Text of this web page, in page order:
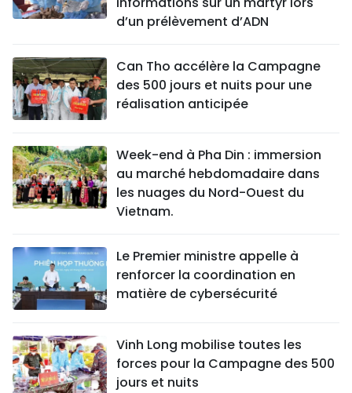
d’un prélèvement d’ADN
Can Tho accélère la Campagne
des 500 jours et nuits pour une
réalisation anticipée
Week-end à Pha Din : immersion
au marché hebdomadaire dans
les nuages du Nord-Ouest du
Vietnam.
Le Premier ministre appelle à
renforcer la coordination en
matière de cybersécurité
Vinh Long mobilise toutes les
forces pour la Campagne des 500
jours et nuits